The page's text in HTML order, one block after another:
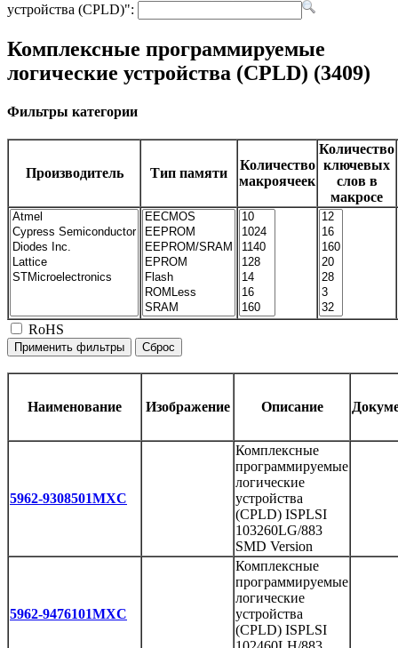
устройства (CPLD)":
Комплексные программируемые
логические устройства (CPLD) (3409)
Фильтры категории
Производитель Тип памяти
Количество
макроячеек
Количество
ключевых
слов в
макросе
RoHS
Наименование Изображение Описание
5962-9308501MXC
Комплексные
программируемые
логические
устройства
(CPLD) ISPLSI
103260LG/883
SMD Version
5962-9476101MXC
Комплексные
программируемые
логические
устройства
(CPLD) ISPLSI